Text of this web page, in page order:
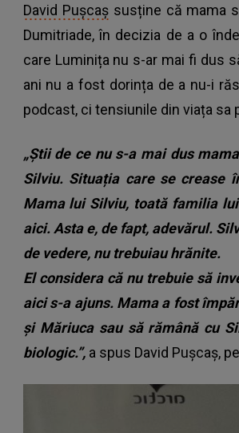
David Pușcașsusține că mama
Dumitriade, în decizia de a o
care Luminița nu s-ar mai fi dus
ani nu a fost dorința de a nu-i
podcast, ci tensiunile din viața sa
„Știi de ce nu s-a mai dus
Silviu. Situația care se crease
Mama lui Silviu, toată familia
aici. Asta e, de fapt, adevărul.
de vedere, nu trebuiau hrănite.
El considera că nu trebuie să
aici s-a ajuns. Mama a fost
și Măriuca sau să rămână cu
biologic.”, a spus David Pușcaș,